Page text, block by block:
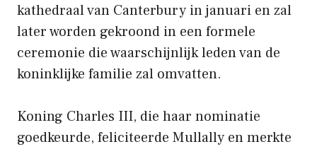
kathedraal van Canterbury in januari en zal
later worden gekroond in een formele
ceremonie die waarschijnlijk leden van de
koninklijke familie zal omvatten.
Koning Charles III, die haar nominatie
goedkeurde, feliciteerde Mullally en merkte